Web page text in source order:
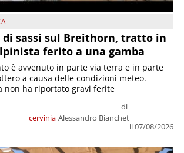
di sassi sul Breithorn, tratto in
ferito a una gamba
cervinia
di
Alessandro Bianchet
il 07/08/2026
è avvenuto in parte via terra e in parte
a causa delle condizioni meteo.
non ha riportato gravi ferite